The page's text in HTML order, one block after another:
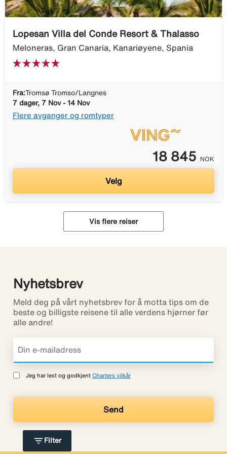
filter_list Filter
Lopesan Villa del Conde Resort & Thalasso
Meloneras, Gran Canaria, Kanariøyene, Spania
Fra:Tromsø Tromso/Langnes
7 dager, 7 Nov - 14 Nov
Flere avganger og romtyper
18 845 NOK
Velg
Vis flere reiser
Nyhetsbrev
Meld deg på vårt nyhetsbrev for å motta tips om de
beste og billigste reisene til alle verdens hjørner før
alle andre!
Jeg har lest og godkjent Charters vilkår